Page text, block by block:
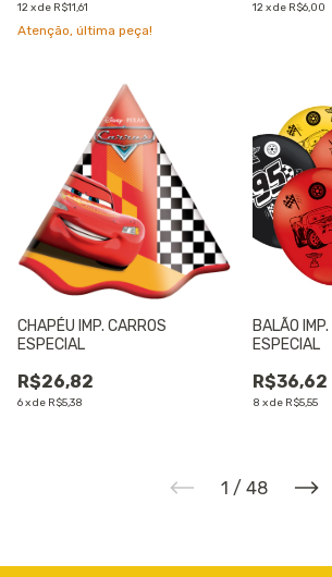
12xde R$11,61
Atenção, última peça!
12xde R$6,00
CHAPÉU IMP. CARROS
ESPECIAL
R$26,82
6xde R$5,38
BALÃO
ESPECIAL
R$36,62
8 xde R$5,55
1 / 48